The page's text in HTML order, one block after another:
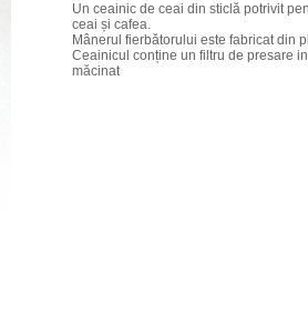
Un ceainic de ceai din sticlă potrivit
ceai și cafea.
Mânerul fierbătorului este fabricat din
Ceainicul conține un filtru de presare
măcinat